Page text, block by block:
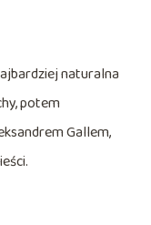
naturalna
potem
Gallem,